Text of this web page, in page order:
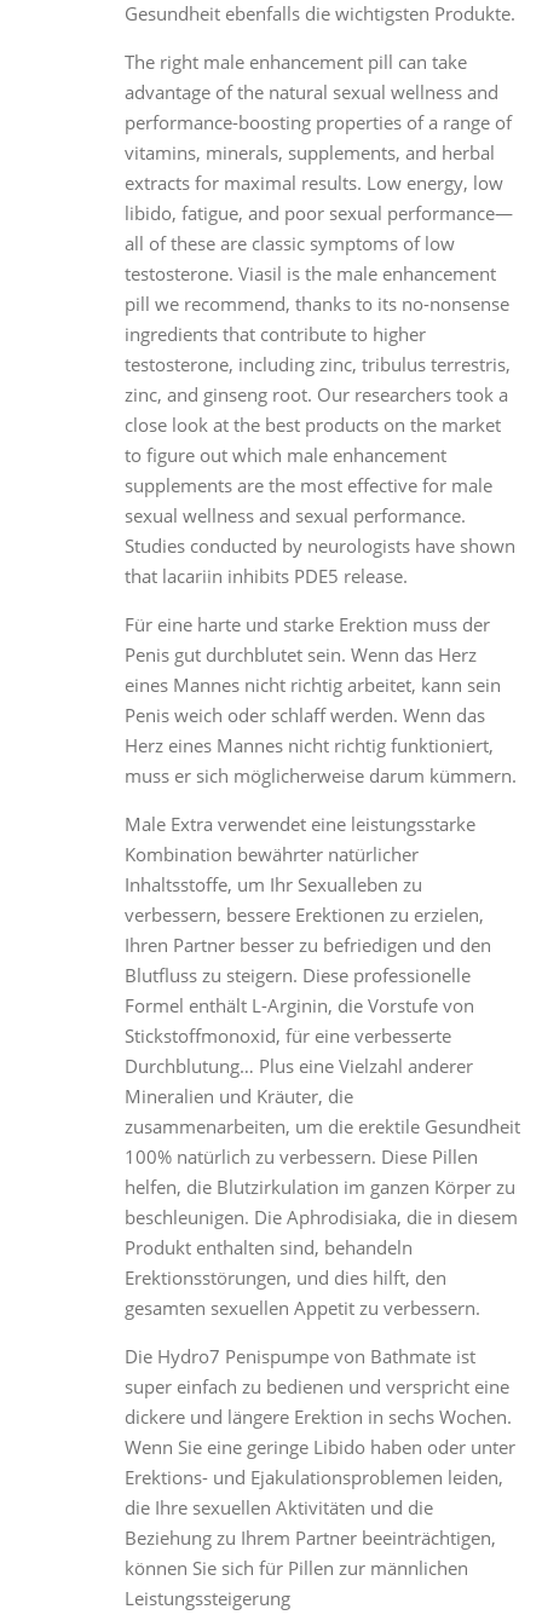
Gesundheit ebenfalls die wichtigsten Produkte.
The right male enhancement pill can take
advantage of the natural sexual wellness and
performance-boosting properties of a range of
vitamins, minerals, supplements, and herbal
extracts for maximal results. Low energy, low
libido, fatigue, and poor sexual performance—
all of these are classic symptoms of low
testosterone. Viasil is the male enhancement
pill we recommend, thanks to its no-nonsense
ingredients that contribute to higher
testosterone, including zinc, tribulus terrestris,
zinc, and ginseng root. Our researchers took a
close look at the best products on the market
to figure out which male enhancement
supplements are the most effective for male
sexual wellness and sexual performance.
Studies conducted by neurologists have shown
that lacariin inhibits PDE5 release.
Für eine harte und starke Erektion muss der
Penis gut durchblutet sein. Wenn das Herz
eines Mannes nicht richtig arbeitet, kann sein
Penis weich oder schlaff werden. Wenn das
Herz eines Mannes nicht richtig funktioniert,
muss er sich möglicherweise darum kümmern.
Male Extra verwendet eine leistungsstarke
Kombination bewährter natürlicher
Inhaltsstoffe, um Ihr Sexualleben zu
verbessern, bessere Erektionen zu erzielen,
Ihren Partner besser zu befriedigen und den
Blutfluss zu steigern. Diese professionelle
Formel enthält L-Arginin, die Vorstufe von
Stickstoffmonoxid, für eine verbesserte
Durchblutung… Plus eine Vielzahl anderer
Mineralien und Kräuter, die
zusammenarbeiten, um die erektile Gesundheit
100% natürlich zu verbessern. Diese Pillen
helfen, die Blutzirkulation im ganzen Körper zu
beschleunigen. Die Aphrodisiaka, die in diesem
Produkt enthalten sind, behandeln
Erektionsstörungen, und dies hilft, den
gesamten sexuellen Appetit zu verbessern.
Die Hydro7 Penispumpe von Bathmate ist
super einfach zu bedienen und verspricht eine
dickere und längere Erektion in sechs Wochen.
Wenn Sie eine geringe Libido haben oder unter
Erektions- und Ejakulationsproblemen leiden,
die Ihre sexuellen Aktivitäten und die
Beziehung zu Ihrem Partner beeinträchtigen,
können Sie sich für Pillen zur männlichen
Leistungssteigerung